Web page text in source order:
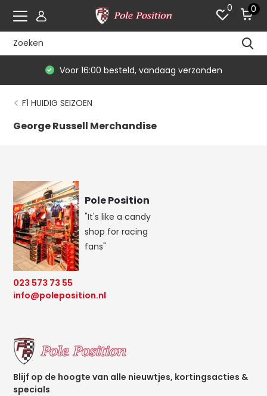
0 0
Voor 16:00 besteld, vandaag verzonden
F1 HUIDIG SEIZOEN
George Russell Merchandise
Pole Position
"It's like a candy
shop for racing
fans"
023 573 73 55
info@poleposition.nl
Blijf op de hoogte van alle nieuwtjes, kortingsacties &
specials